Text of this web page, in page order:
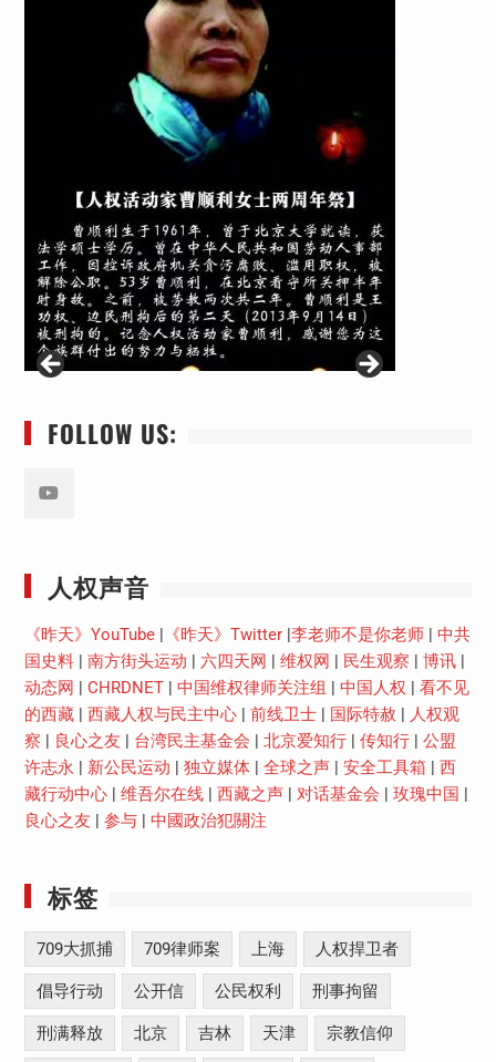
FOLLOW US:
人权声音
《昨天》YouTube| 《昨天》Twitter| 李老师不是你老师| 中共
国史料| 南方街头运动 六四天网 维权网 民生观察 博讯|
动态网
CHRDNET| 中国维权律师关注组 中国人权
看不见
的西藏| 西藏人权与民主中心| 前线卫士| 国际特赦
人权观
察
良心之友 台湾民主基金会 北京爱知行| 传知行| 公盟
许志永
新公民运动 独立媒体| 全球之声| 安全工具箱
西
藏行动中心| 维吾尔在线| 西藏之声| 对话基金会 玫瑰中国
良心之友
参与| 中國政治犯關注
标签
709大抓捕 709律师案 上海 人权捍卫者
倡导行动 公开信 公民权利 刑事拘留
刑满释放 北京 吉林 天津 宗教信仰